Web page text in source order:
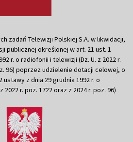
zadań Telewizji Polskiej S.A. w likwidacji,
publicznej określonej w art. 21 ust. 1
r. o radiofonii i telewizji (Dz. U. z 2022 r.
96) poprzez udzielenie dotacji celowej, o
z dnia 29 grudnia 1992 r. o
r. poz. 1722 oraz z 2024 r. poz. 96)